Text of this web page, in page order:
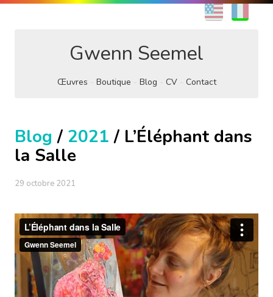
EN
Gwenn Seemel
Œuvres Boutique Blog CV Contact
Blog / 2021 / L’Éléphant dans
la Salle
29 octobre 2021